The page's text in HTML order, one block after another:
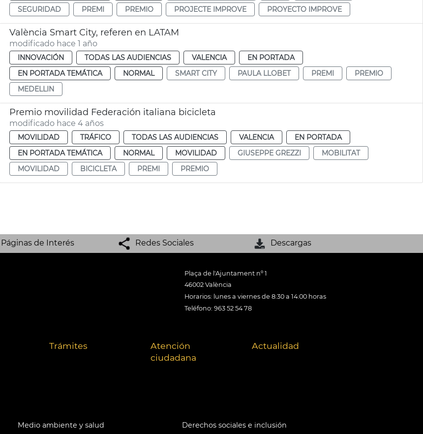
SEGURIDAD
PREMI PREMIO PROJECTE IMPROVE PROYECTO IMPROVE
València Smart City, referen en LATAM
modificado hace 1 año
INNOVACIÓN TODAS LAS AUDIENCIAS VALENCIA
EN PORTADA
EN PORTADA TEMÁTICA
NORMAL SMART CITY PAULA LLOBET PREMI
PREMIO
MEDELLIN
Premio movilidad Federación italiana bicicleta
modificado hace 4 años
MOVILIDAD TRÁFICO TODAS LAS AUDIENCIAS VALENCIA
EN PORTADA
EN PORTADA TEMÁTICA
NORMAL MOVILIDAD GIUSEPPE GREZZI
MOBILITAT
MOVILIDAD
BICICLETA PREMI PREMIO
Páginas de Interés Redes Sociales Descargas
Plaça de l'Ajuntament nº 1
46002 València
Horarios: lunes a viernes de 8:30 a 14:00 horas
Teléfono: 963 52 54 78
Trámites
Atención
ciudadana
Actualidad
Medio ambiente y salud Derechos sociales e inclusión